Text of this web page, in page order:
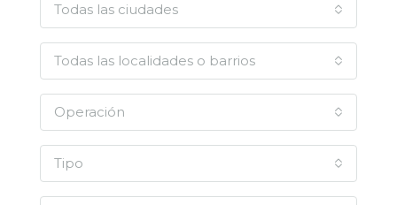
Todas las ciudades
Todas las localidades o barrios
Operación
Tipo